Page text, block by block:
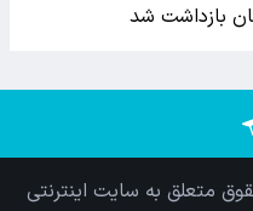
بازداشت شد
متعلق به سایت اینترنتی